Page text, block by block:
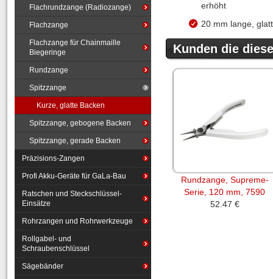
erhöht
20 mm lange,
Kunden die
Rundzange, Supreme-
Serie, 120 mm, 7590
52.47 €
Flachrundzange (Radiozange)
Flachzange
Flachzange für Chainmaille
Biegeringe
Rundzange
Spitzzange
Kurze, glatte Backen
Spitzzange, gebogene Backen
Spitzzange, gerade Backen
Präzisions-Zangen
Profi Akku-Geräte für GaLa-Bau
Ratschen und Steckschlüssel-
Einsätze
Rohrzangen und Rohrwerkzeuge
Rollgabel- und
Schraubenschlüssel
Sägebänder